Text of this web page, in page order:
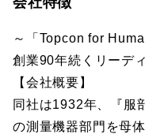
～「Topcon for
創業90年続くリーデ
【会社概要】
同社は1932年、『服
の測量機器部門を母